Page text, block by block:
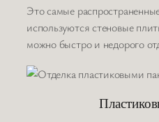
Это самые
используются стеновые
можно быстро и недорого